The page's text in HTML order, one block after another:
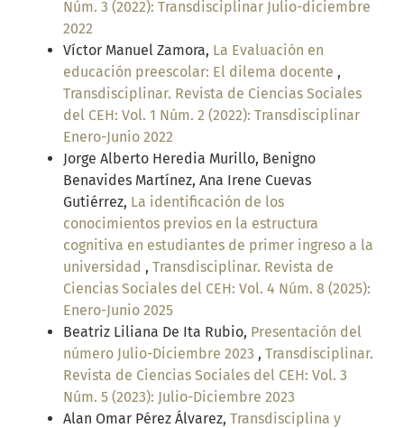
Núm. 3 (2022): Transdisciplinar Julio-diciembre
2022
Víctor Manuel Zamora, La Evaluación en
educación preescolar: El dilema docente ,
Transdisciplinar. Revista de Ciencias Sociales
del CEH: Vol. 1 Núm. 2 (2022): Transdisciplinar
Enero-Junio 2022
Jorge Alberto Heredia Murillo, Benigno
Benavides Martínez, Ana Irene Cuevas
Gutiérrez, La identificación de los
conocimientos previos en la estructura
cognitiva en estudiantes de primer ingreso a la
universidad , Transdisciplinar. Revista de
Ciencias Sociales del CEH: Vol. 4 Núm. 8 (2025):
Enero-Junio 2025
Beatriz Liliana De Ita Rubio, Presentación del
número Julio-Diciembre 2023 , Transdisciplinar.
Revista de Ciencias Sociales del CEH: Vol. 3
Núm. 5 (2023): Julio-Diciembre 2023
Alan Omar Pérez Álvarez, Transdisciplina y